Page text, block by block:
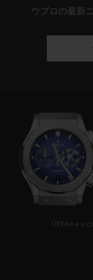
ウブロの最新
7
UEFAチャンピ